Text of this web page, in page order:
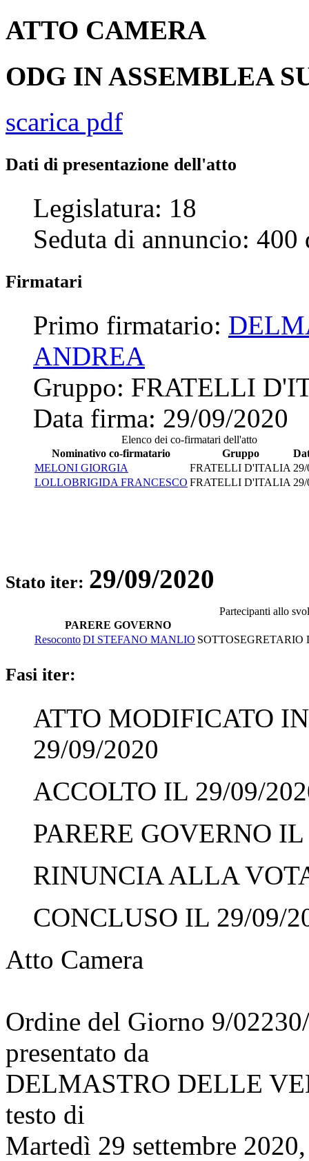
ATTO CAMERA
ODG IN ASSEMBLEA
scarica pdf
Dati di presentazione dell'atto
Legislatura: 18
Seduta di annuncio: 400
Firmatari
Primo firmatario:
ANDREA
Gruppo: FRATELLI
Data firma: 29/09/2020
Elenco dei co-firmatari dell'atto
Nominativo co-firmatario
Gruppo
MELONI GIORGIA
FRATELLI D'ITALIA
LOLLOBRIGIDA FRANCESCO FRATELLI D'ITALIA
Stato iter: 29/09/2020
Partecipanti allo
PARERE GOVERNO
ResocontoDI STEFANO MANLIO
Fasi iter:
ATTO MODIFICATO
29/09/2020
ACCOLTO IL 29/09/
PARERE GOVERNO
RINUNCIA ALLA
CONCLUSO IL 29/09/
Atto Camera
Ordine del Giorno 9/
presentato da
DELMASTRO DELLE
testo di
Martedì 29 settembre